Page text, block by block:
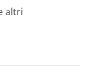
altri